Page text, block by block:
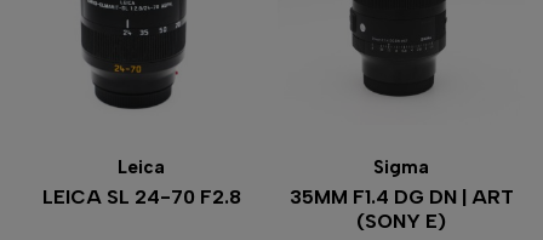
Leica
LEICA SL 24-70 F2.8
Sigma
35MM F1.4 DG DN | ART
(SONY E)